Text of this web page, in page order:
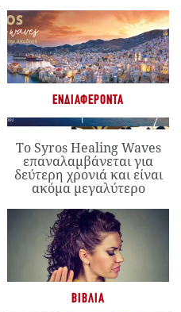
ΕΝΔΙΑΦΈΡΟΝΤΑ
Το Syros Healing Waves
επαναλαμβάνεται για
δεύτερη χρονιά και είναι
ακόμα μεγαλύτερο
ΒΙΒΛΊΑ